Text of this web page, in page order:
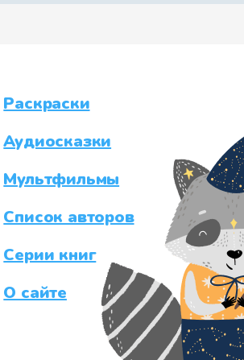
Раскраски
Аудиосказки
Мультфильмы
Список авторов
Серии книг
О сайте